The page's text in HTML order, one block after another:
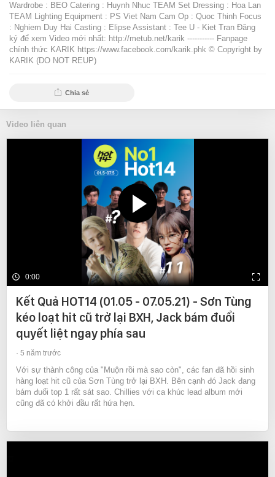
Wardrobe : BEO Catering : Huynh Nhuc TEAM Set Dressing : Hoa Lan
TEAM Lighting Equipment : PS Viet Nam Cam Op : Quoc Thinh Focus
: Nghiem Duy Hai Casting : Elipse Assistant : Tee U - Kiet Tran Đăng
ký để xem Video mới nhất: http://metub.net/karik ----------- Fanpage
chính thức KARIK https://www.facebook.com/karik.phk © Copyright by
KARIK (DO NOT REUP)
Chia sẻ
Video liên quan
0:00
Kết Quả HOT14 (01.05 - 07.05.21) - Sơn Tùng
kéo loạt hit cũ trở lại BXH, Jack bám đuổi
quyết liệt ngay phía sau
5 năm trước
Với sự thành công của "Muộn rồi mà sao còn", các fan đã hồi sinh
hàng loạt hit cũ của Sơn Tùng trở lại BXH. Bên cạnh đó Jack đang
bám đuổi top 1 rất sát sao. Chillies với ca khúc lead album mới
cũng đã có khởi đầu rất hứa hẹn.